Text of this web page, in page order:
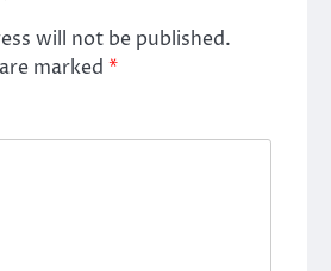
will not be published.
marked *